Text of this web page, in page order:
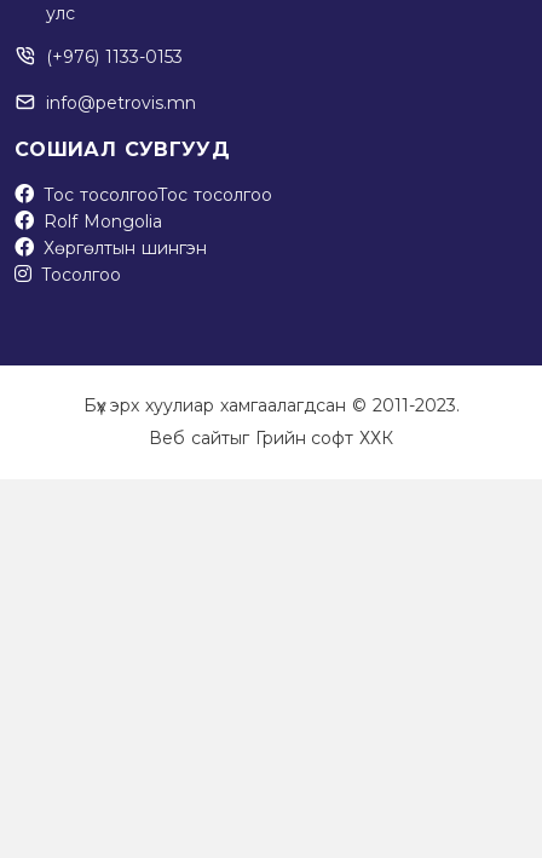
улс
(+976) 1133-0153
info@petrovis.mn
СОШИАЛ СУВГУУД
Тос тосолгооТос тосолгоо
Rolf Mongolia
Хөргөлтын шингэн
Тосолгоо
Бүх эрх хуулиар хамгаалагдсан © 2011-2023.
Веб сайтыг Грийн софт ХХК